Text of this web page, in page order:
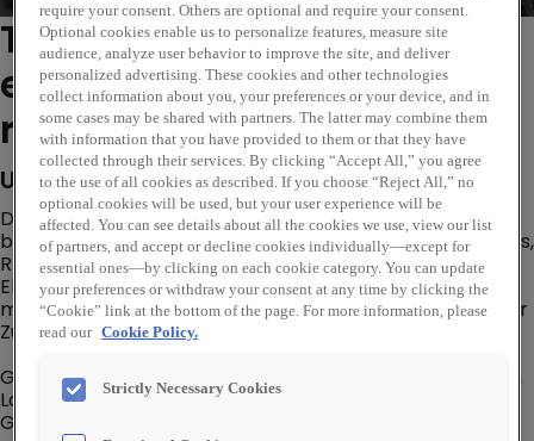
This vacancy has now
expired. Please see similar
roles below...
Unternehmensbeschreibung
Die Energiewende sowie die Digitalisierung schaffen
beinahe täglich neue Tätigkeitsbereiche. So auch bei uns,
REXEL Austria – Großhändler von
Elektroinstallationsmaterial und Elektrogeräten. Das
macht uns als Arbeitgeber spannend für alle, die in einer
Zukunftsbranche aktiv mitarbeiten möchten.
Gestalter:innen der Zukunft haben bei uns übrigens kein
Label – daher richten wir uns gleichermaßen an alle
Geschlechter.
require your consent. Others are optional and require your consent.
Optional cookies enable us to personalize features, measure site
audience, analyze user behavior to improve the site, and deliver
personalized advertising. These cookies and other technologies
collect information about you, your preferences or your device, and in
some cases may be shared with partners. The latter may combine them
with information that you have provided to them or that they have
collected through their services. By clicking “Accept All,” you agree
to the use of all cookies as described. If you choose “Reject All,” no
optional cookies will be used, but your user experience will be
affected. You can see details about all the cookies we use, view our list
of partners, and accept or decline cookies individually—except for
essential ones—by clicking on each cookie category. You can update
your preferences or withdraw your consent at any time by clicking the
“Cookie” link at the bottom of the page. For more information, please
read our Cookie Policy.
Strictly Necessary Cookies